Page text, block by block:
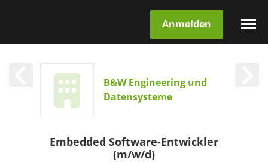
Anmelden
B&W Engineering und
Datensysteme
Embedded Software-Entwickler
(m/w/d)